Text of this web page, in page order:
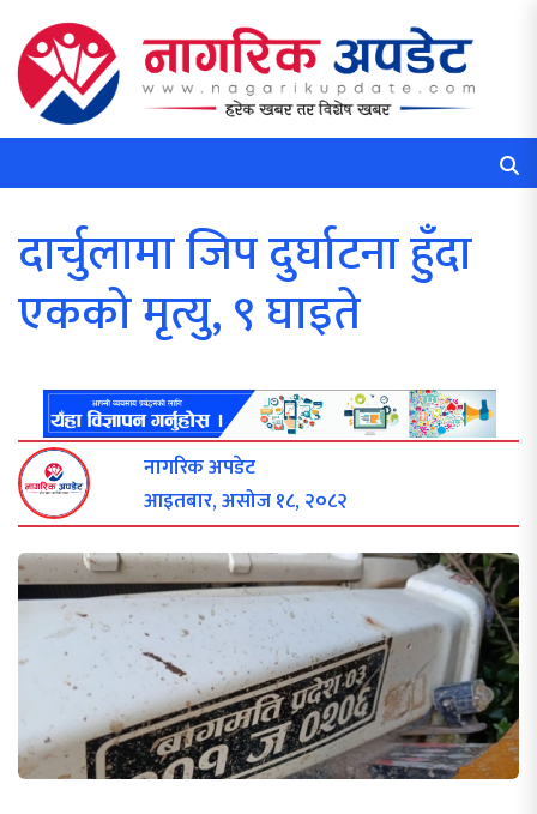
दार्चुलामा जिप दुर्घाटना हुँदा
एकको मृत्यु, ९ घाइते
नागरिक अपडेट
आइतबार, असोज १८, २०८२